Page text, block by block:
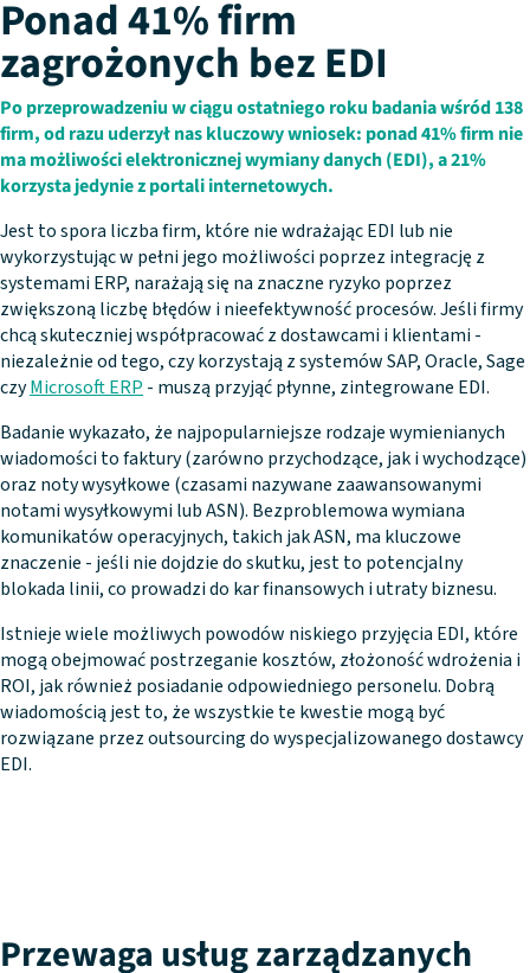
Ponad 41% firm
zagrożonych bez EDI
Po przeprowadzeniu w ciągu ostatniego roku badania wśród 138
firm, od razu uderzył nas kluczowy wniosek: ponad 41% firm nie
ma możliwości elektronicznej wymiany danych (EDI), a 21%
korzysta jedynie z portali internetowych.
Jest to spora liczba firm, które nie wdrażając EDI lub nie
wykorzystując w pełni jego możliwości poprzez integrację z
systemami ERP, narażają się na znaczne ryzyko poprzez
zwiększoną liczbę błędów i nieefektywność procesów. Jeśli firmy
chcą skuteczniej współpracować z dostawcami i klientami -
niezależnie od tego, czy korzystają z systemów SAP, Oracle, Sage
czyMicrosoft ERP - muszą przyjąć płynne, zintegrowane EDI.
Badanie wykazało, że najpopularniejsze rodzaje wymienianych
wiadomości to faktury (zarówno przychodzące, jak i wychodzące)
oraz noty wysyłkowe (czasami nazywane zaawansowanymi
notami wysyłkowymi lub ASN). Bezproblemowa wymiana
komunikatów operacyjnych, takich jak ASN, ma kluczowe
znaczenie - jeśli nie dojdzie do skutku, jest to potencjalny
blokada linii, co prowadzi do kar finansowych i utraty biznesu.
Istnieje wiele możliwych powodów niskiego przyjęcia EDI, które
mogą obejmować postrzeganie kosztów, złożoność wdrożenia i
ROI, jak również posiadanie odpowiedniego personelu. Dobrą
wiadomością jest to, że wszystkie te kwestie mogą być
rozwiązane przez outsourcing do wyspecjalizowanego dostawcy
EDI.
Przewaga usług zarządzanych